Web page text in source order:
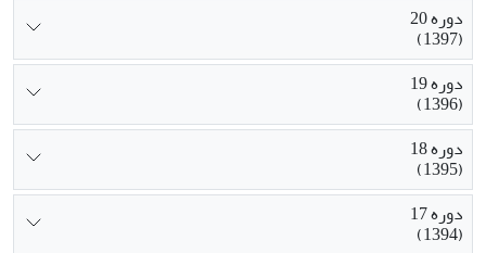
دوره 20
(1397)
دوره 19
(1396)
دوره 18
(1395)
دوره 17
(1394)